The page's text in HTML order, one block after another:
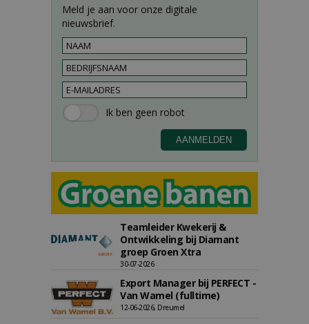
Meld je aan voor onze digitale
nieuwsbrief.
Teamleider Kwekerij &
Ontwikkeling bij Diamant
groep Groen Xtra
30-07-2026
Export Manager bij PERFECT -
Van Wamel (fulltime)
12-06-2026, Dreumel